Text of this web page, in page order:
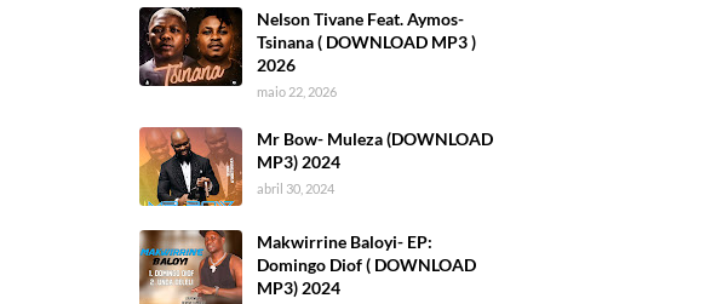
Nelson Tivane Feat. Aymos-
Tsinana ( DOWNLOAD MP3 )
2026
maio 22, 2026
Mr Bow- Muleza (DOWNLOAD
MP3) 2024
abril 30, 2024
Makwirrine Baloyi- EP:
Domingo Diof ( DOWNLOAD
MP3) 2024